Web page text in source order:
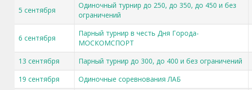
5 сентября
Одиночный турнир до 250, до 350, до 450 и без
ограничений
6 сентября
Парный турнир в честь Дня Города-
МОСКОМСПОРТ
13 сентября Парный турнир до 300, до 400 и без ограничений
19 сентября
Одиночные соревнования ЛАБ